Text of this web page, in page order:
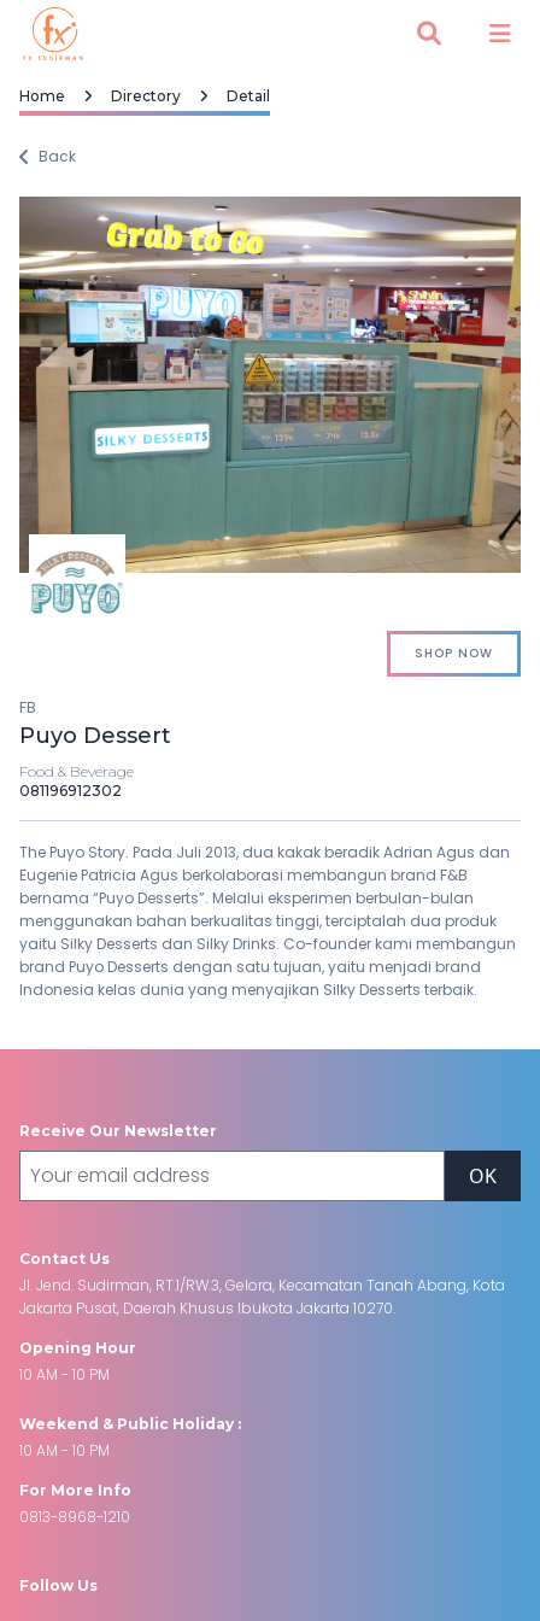
Home Directory Detail
Back
SHOP NOW
FB
Puyo Dessert
Food & Beverage
081196912302
The Puyo Story. Pada Juli 2013, dua kakak beradik Adrian Agus dan
Eugenie Patricia Agus berkolaborasi membangun brand F&B
bernama “Puyo Desserts”. Melalui eksperimen berbulan-bulan
menggunakan bahan berkualitas tinggi, terciptalah dua produk
yaitu Silky Desserts dan Silky Drinks. Co-founder kami membangun
brand Puyo Desserts dengan satu tujuan, yaitu menjadi brand
Indonesia kelas dunia yang menyajikan Silky Desserts terbaik.
Receive Our Newsletter
OK
Contact Us
Jl. Jend. Sudirman, RT.1/RW.3, Gelora, Kecamatan Tanah Abang, Kota
Jakarta Pusat, Daerah Khusus Ibukota Jakarta 10270.
Opening Hour
10 AM - 10 PM
Weekend & Public Holiday :
10 AM - 10 PM
For More Info
0813-8968-1210
Follow Us